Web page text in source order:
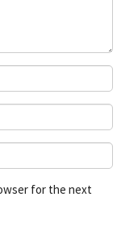
for the next